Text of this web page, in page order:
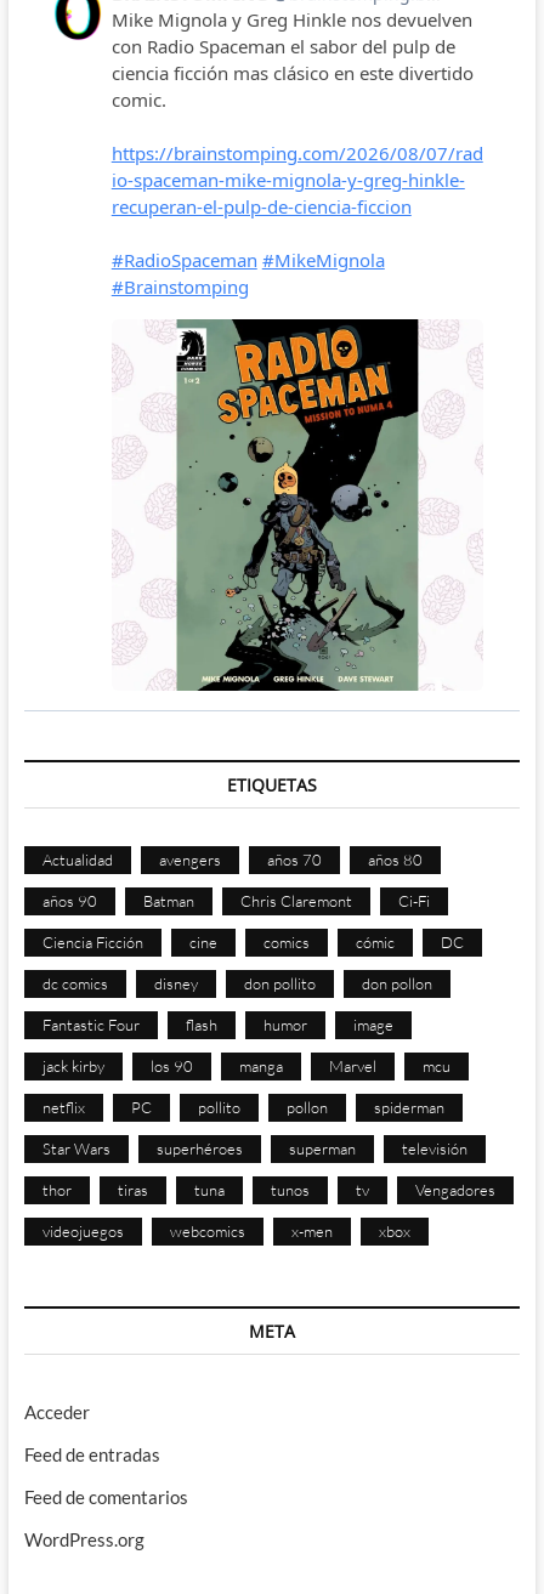
ETIQUETAS
Actualidad avengers años 70 años 80
años 90 Batman Chris Claremont Ci-Fi
Ciencia Ficción cine comics cómic DC
dc comics disney don pollito don pollon
Fantastic Four flash humor image
jack kirby los 90 manga Marvel mcu
netflix PC pollito pollon spiderman
Star Wars superhéroes superman televisión
thor tiras tuna tunos tv Vengadores
videojuegos webcomics x-men xbox
META
Acceder
Feed de entradas
Feed de comentarios
WordPress.org